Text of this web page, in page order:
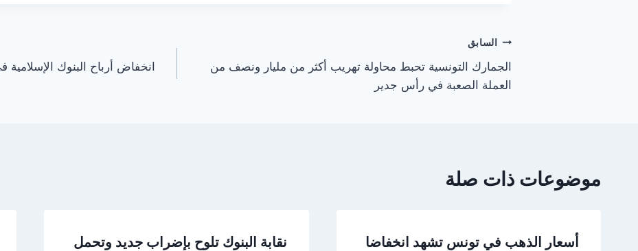
تصفّح
المقالات
السابق
الجمارك التونسية تحبط محاولة تهريب أكثر من مليار ونصف من
العملة الصعبة في رأس جدير
موضوعات ذات صلة
أسعار الذهب في تونس تشهد انخفاضا
نقابة البنوك تلوح بإضراب جديد وتحمل